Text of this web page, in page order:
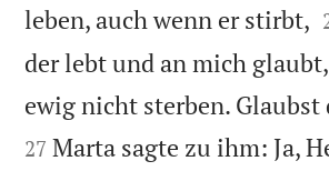
leben, auch wenn er stirbt,
der lebt und an mich
ewig nicht sterben. Glaubst
27 Marta sagte zu ihm: Ja,